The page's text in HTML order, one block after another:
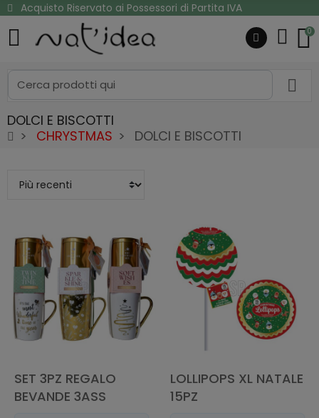
Acquisto Riservato ai Possessori di Partita IVA
0
DOLCI E BISCOTTI
CHRYSTMAS
DOLCI E BISCOTTI
SET 3PZ REGALO
BEVANDE 3ASS
LOLLIPOPS XL NATALE
15PZ